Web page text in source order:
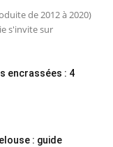
de 2012 à 2020)
s'invite sur
encrassées : 4
: guide